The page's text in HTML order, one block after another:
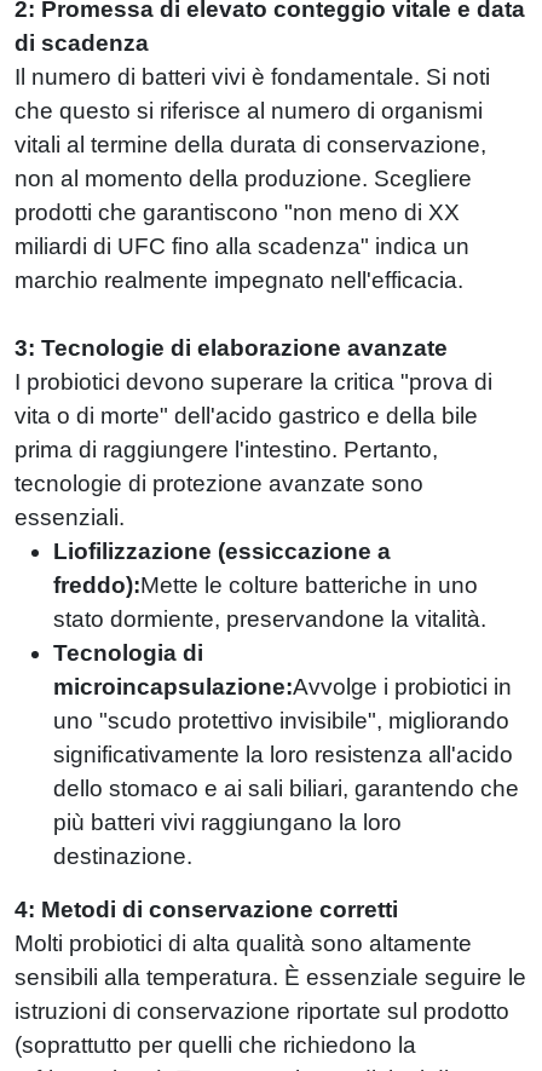
2: Promessa di elevato conteggio vitale e data
di scadenza
Il numero di batteri vivi è fondamentale. Si noti
che questo si riferisce al numero di organismi
vitali al termine della durata di conservazione,
non al momento della produzione. Scegliere
prodotti che garantiscono "non meno di XX
miliardi di UFC fino alla scadenza" indica un
marchio realmente impegnato nell'efficacia.
3: Tecnologie di elaborazione avanzate
I probiotici devono superare la critica "prova di
vita o di morte" dell'acido gastrico e della bile
prima di raggiungere l'intestino. Pertanto,
tecnologie di protezione avanzate sono
essenziali.
Liofilizzazione (essiccazione a
freddo):Mette le colture batteriche in uno
stato dormiente, preservandone la vitalità.
Tecnologia di
microincapsulazione:Avvolge i probiotici in
uno "scudo protettivo invisibile", migliorando
significativamente la loro resistenza all'acido
dello stomaco e ai sali biliari, garantendo che
più batteri vivi raggiungano la loro
destinazione.
4: Metodi di conservazione corretti
Molti probiotici di alta qualità sono altamente
sensibili alla temperatura. È essenziale seguire le
istruzioni di conservazione riportate sul prodotto
(soprattutto per quelli che richiedono la